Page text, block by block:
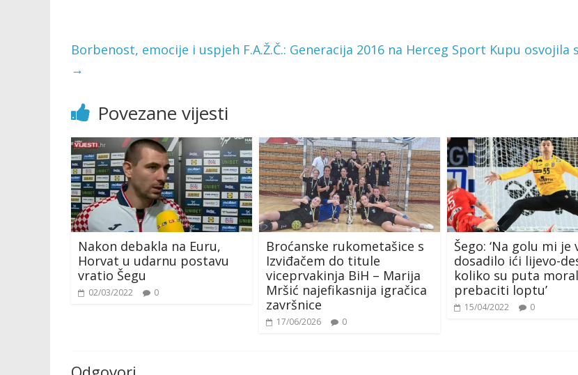
Borbenost, emocije i uspjeh F.A.Ž.Č.: Generacija 2016 na Herceg Sport Kupu osvojila
→
Povezane vijesti
Nakon debakla na Euru,
Horvat u udarnu postavu
vratio Šegu
02/03/2022 0
Broćanske rukometašice s
Izviđačem do titule
viceprvakinja BiH – Marija
Mršić najefikasnija igračica
završnice
17/06/2026 0
Šego: ‘Na golu mi je
dosadilo ići lijevo-
koliko su puta
prebaciti loptu’
15/04/2022 0